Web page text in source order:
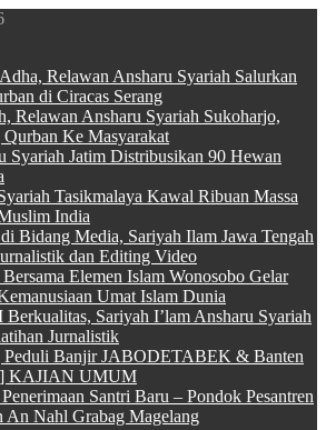
Relawan Ansharu Syariah Salurkan
di Ciracas Serang
Relawan Ansharu Syariah Sukoharjo,
Ke Masyarakat
Syariah Jatim Distribusikan 90 Hewan
Tasikmalaya Kawal Ribuan Massa
India
Bidang Media, Sariyah Ilam Jawa Tengah
dan Editing Video
Elemen Islam Wonosobo Gelar
Umat Islam Dunia
Sariyah I’lam Ansharu Syariah
Jurnalistik
Banjir JABODETABEK & Banten
KAJIAN UMUM
Santri Baru – Pondok Pesantren
An Nahl Grabag Magelang